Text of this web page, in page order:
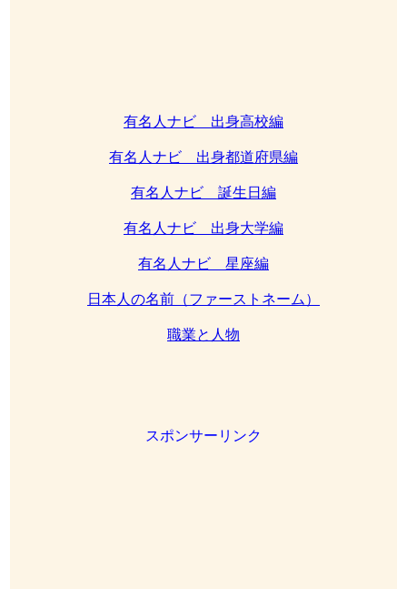
有名人ナビ 出身高校編
有名人ナビ 出身都道府県編
有名人ナビ 誕生日編
有名人ナビ 出身大学編
有名人ナビ 星座編
日本人の名前（ファーストネーム）
職業と人物
スポンサーリンク